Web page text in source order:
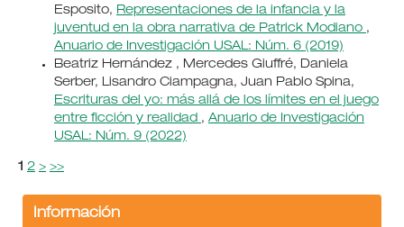
Esposito, Representaciones de la infancia y la
juventud en la obra narrativa de Patrick Modiano ,
Anuario de Investigación USAL: Núm. 6 (2019)
Beatriz Hernández , Mercedes Giuffré, Daniela
Serber, Lisandro Ciampagna, Juan Pablo Spina,
Escrituras del yo: más allá de los límites en el juego
entre ficción y realidad , Anuario de Investigación
USAL: Núm. 9 (2022)
1 2 > >>
Información